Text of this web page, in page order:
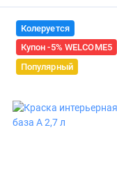
Колеруется
Купон -5% WELCOME5
Популярный